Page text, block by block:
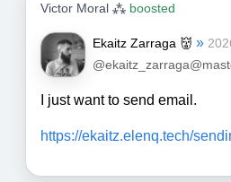
Victor Moral ⁂boosted
Ekaitz Zarraga 👹 »
I just want to send email.
https://ekaitz.elenq.tech/